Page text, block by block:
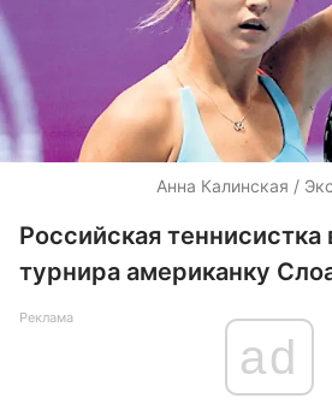
Анна Калинская /
Российская теннисистка
турнира американку
Реклама
ad